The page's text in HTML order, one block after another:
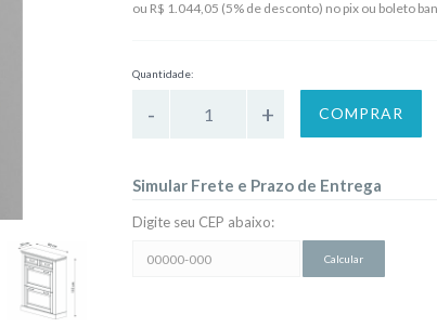
ou R$ 1.044,05 (5% de desconto) no pix ou boleto
Quantidade:
COMPRAR
Simular Frete e Prazo de Entrega
Digite seu CEP abaixo: